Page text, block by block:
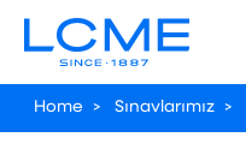
Home > Sınavlarımız >